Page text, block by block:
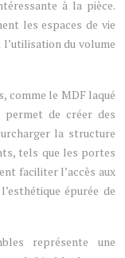
à la pièce.
les espaces de vie
du volume
comme le MDF laqué
permet de créer des
la structure
tels que les portes
faciliter l’accès aux
épurée de
représente une